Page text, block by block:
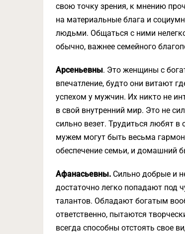
свою точку зрения, к мнению
на материальные блага и
людьми. Общаться с ними
обычно, важнее семейного
Арсеньевны. Это женщины с
впечатление, будто они витают
успехом у мужчин. Их никто не
в свой внутренний мир. Это не
сильно везет. Трудиться любят
мужем могут быть весьма
обеспечение семьи, и домашний
Афанасьевны. Сильно добрые и
достаточно легко попадают под
талантов. Обладают богатым
ответственно, пытаются
всегда способны отстоять свое